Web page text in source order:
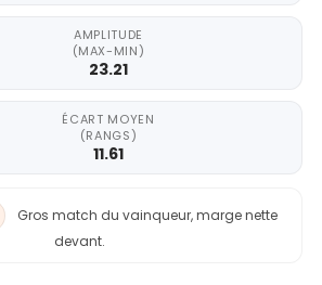
AMPLITUDE
(MAX-MIN)
23.21
ÉCART MOYEN
(RANGS)
11.61
Gros match du vainqueur, marge nette
devant.